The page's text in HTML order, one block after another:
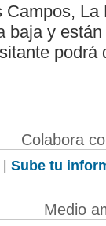
baja y
Colabora
| Sube tu
Medio